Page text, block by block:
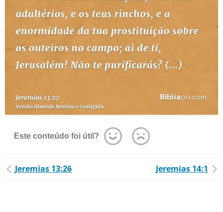
Este conteúdo foi útil?
Jeremias 13:26 Jeremias 14:1